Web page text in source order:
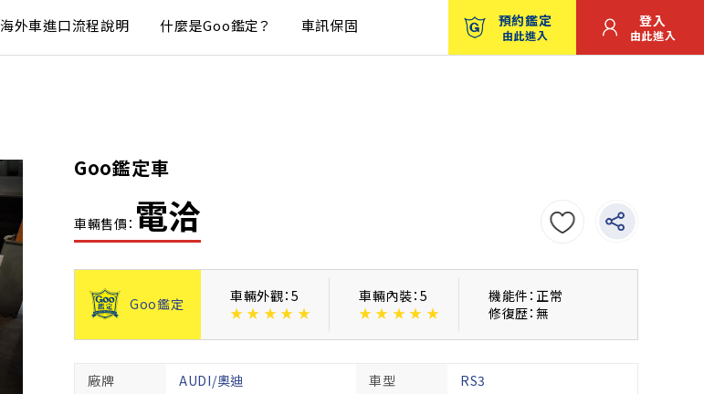
海外車進口流程說明 什麼是Goo鑑定？ 車訊保固 預約鑑定
由此進入
登入
由此進入
Goo鑑定車
車輛售價： 電洽
Goo鑑定
車輛外觀：5
★ ★ ★ ★ ★
車輛內裝：5
★ ★ ★ ★ ★
機能件：正常
修復歴：無
廠牌 AUDI/奧迪 車型
RS3